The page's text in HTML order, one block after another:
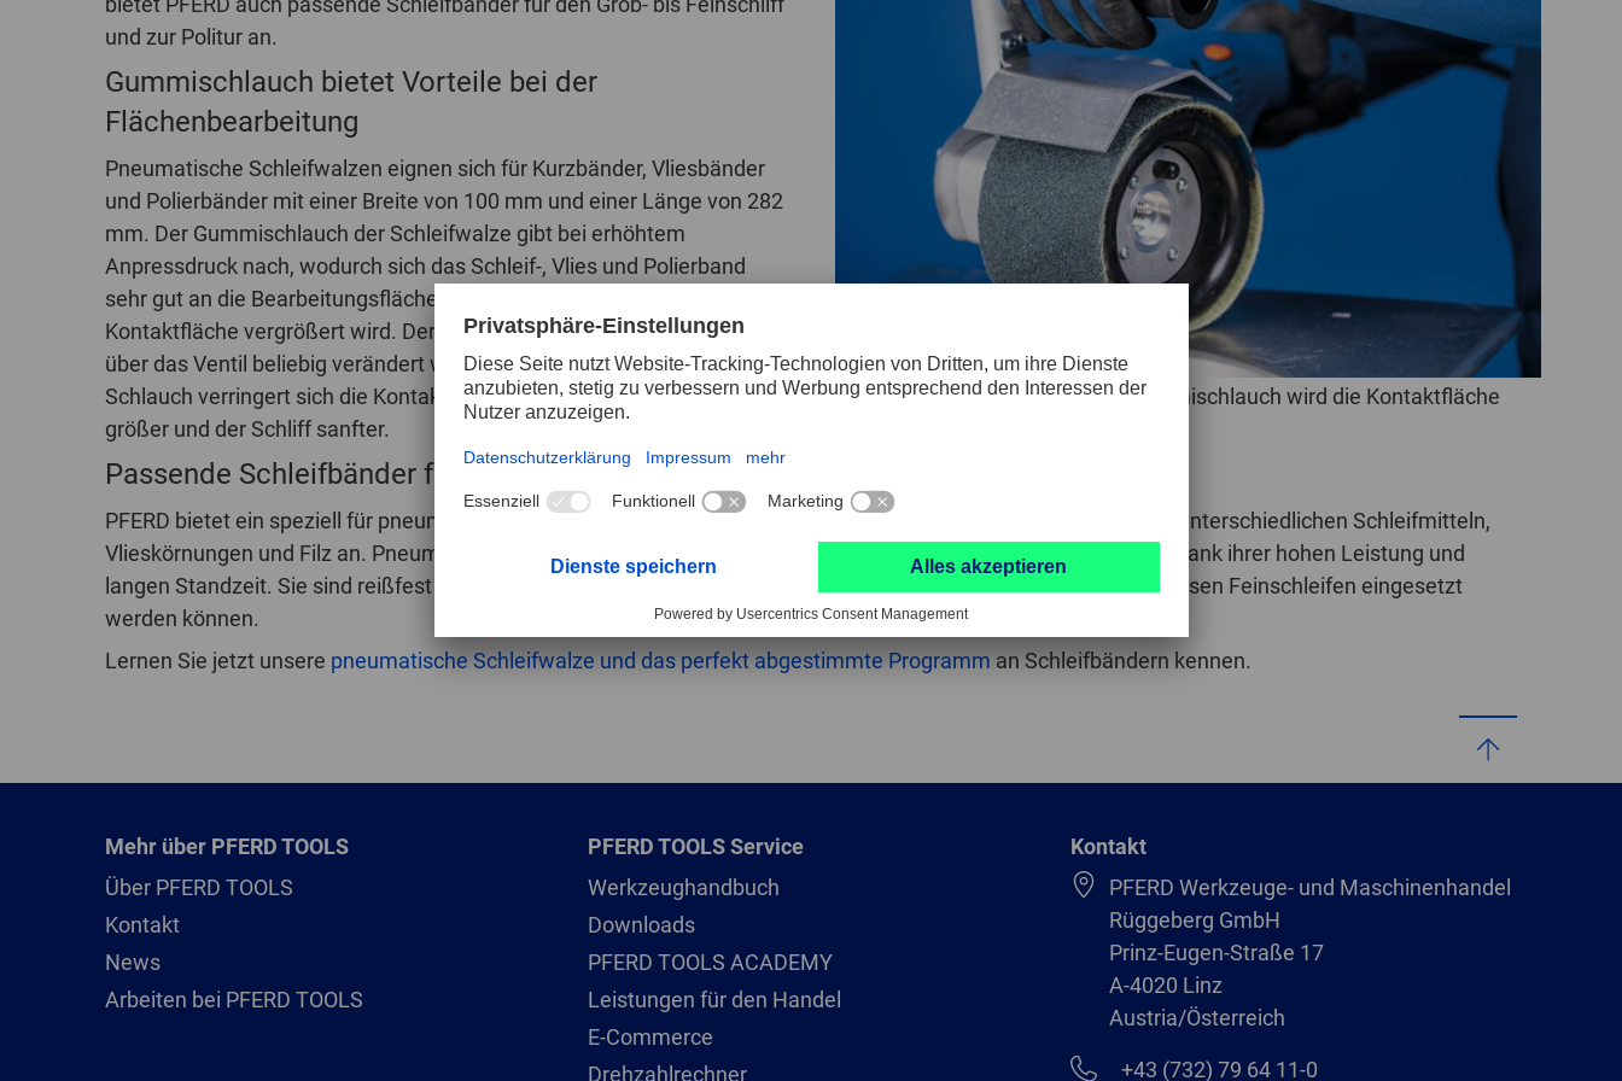
SPAIN
SWEDEN
UNITED
KINGDOM
GLOBAL
INTERNATIONAL
und zur Politur an.
Gummischlauch bietet Vorteile bei der
Flächenbearbeitung
Pneumatische Schleifwalzen eignen sich für Kurzbänder, Vliesbänder
und Polierbänder mit einer Breite von 100 mm und einer Länge von 282
mm. Der Gummischlauch der Schleifwalze gibt bei erhöhtem
Anpressdruck nach, wodurch sich das Schleif-, Vlies und Polierband
sehr gut an die Bearbeitungsfläche anpassen kann und die
Kontaktfläche vergrößert wird. Der Druck des Gummischlauchs kann
über das Ventil beliebig verändert werden. Mit höherem Druck im
Schlauch verringert sich die Kontaktfläche und der Schliff wird aggressiver. Bei Verringerung des Drucks im Gummischlauch wird die Kontaktfläche
größer und der Schliff sanfter.
Passende Schleifbänder für verschiedene Anwendungen
PFERD bietet ein speziell für pneumatische Schleifwalzen abgestimmtes Produktprogramm an Kurzbändern mit unterschiedlichen Schleifmitteln,
Vlieskörnungen und Filz an. Pneumatische Walzen mit passenden Bändern erzielen eine hohe Wirtschaftlichkeit dank ihrer hohen Leistung und
langen Standzeit. Sie sind reißfest und sehr flexibel, sodass sie optimal zum Strukturieren, Polieren und stufenweisen Feinschleifen eingesetzt
werden können.
Lernen Sie jetzt unsere pneumatische Schleifwalze und das perfekt abgestimmte Programm an Schleifbändern kennen.
Mehr über PFERD TOOLS
Über PFERD TOOLS
Kontakt
News
Arbeiten bei PFERD TOOLS
PFERD TOOLS Service
Werkzeughandbuch
Downloads
PFERD TOOLS ACADEMY
Leistungen für den Handel
E-Commerce
Drehzahlrechner
Kontakt
PFERD Werkzeuge- und Maschinenhandel
Rüggeberg GmbH
Prinz-Eugen-Straße 17
A-4020 Linz
Austria/Österreich
+43 (732) 79 64 11-0